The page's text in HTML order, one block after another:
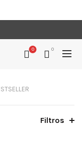
0 0
Filtros